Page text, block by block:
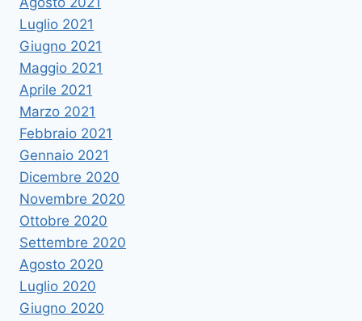
Luglio 2021
Giugno 2021
Maggio 2021
Aprile 2021
Marzo 2021
Febbraio 2021
Gennaio 2021
Dicembre 2020
Novembre 2020
Ottobre 2020
Settembre 2020
Agosto 2020
Luglio 2020
Giugno 2020